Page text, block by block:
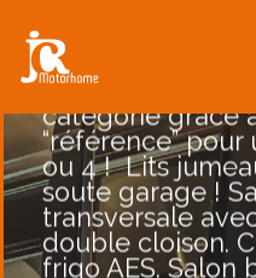
Nous vous
récente, ce
catégorie grâce
“référence” pour
ou 4 ! Lits
soute garage !
transversale
double cloison.
frigo AES. Salon